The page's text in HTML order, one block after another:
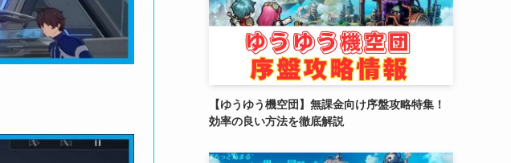
(4)
(4)
(2)
(1)
(4)
【ゆうゆう機空団】無課金向け序盤攻略特集！
効率の良い方法を徹底解説